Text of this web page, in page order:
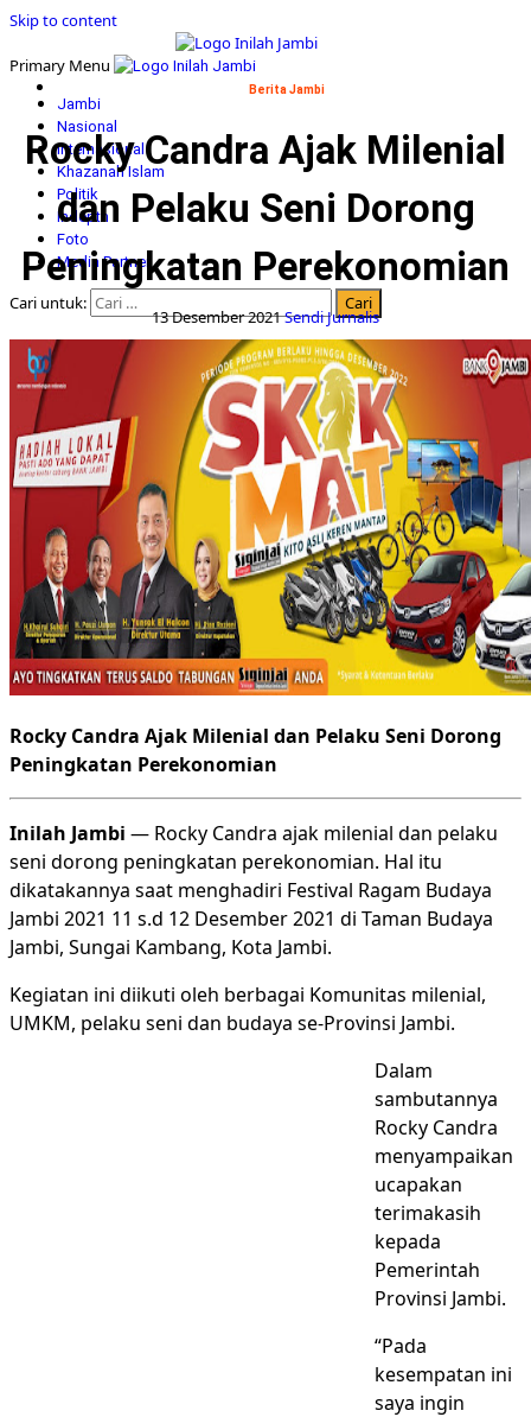
Skip to content
Primary Menu
Jambi
Nasional
Internasional
Khazanah Islam
Politik
Indepth
Foto
Media Partner
Cari untuk:
Berita Jambi
Rocky Candra Ajak Milenial
dan Pelaku Seni Dorong
Peningkatan Perekonomian
13 Desember 2021Sendi Jurnalis
Rocky Candra Ajak Milenial dan Pelaku Seni Dorong
Peningkatan Perekonomian
Inilah Jambi — Rocky Candra ajak milenial dan pelaku
seni dorong peningkatan perekonomian. Hal itu
dikatakannya saat menghadiri Festival Ragam Budaya
Jambi 2021 11 s.d 12 Desember 2021 di Taman Budaya
Jambi, Sungai Kambang, Kota Jambi.
Kegiatan ini diikuti oleh berbagai Komunitas milenial,
UMKM, pelaku seni dan budaya se-Provinsi Jambi.
Dalam
sambutannya
Rocky Candra
menyampaikan
ucapakan
terimakasih
kepada
Pemerintah
Provinsi Jambi.
“Pada
kesempatan ini
saya ingin